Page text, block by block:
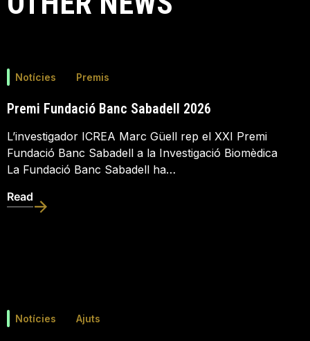
Notícies Premis
Premi Fundació Banc Sabadell 2026
L’investigador ICREA Marc Güell rep el XXI Premi
Fundació Banc Sabadell a la Investigació Biomèdica
La Fundació Banc Sabadell ha…
Read
Notícies Ajuts